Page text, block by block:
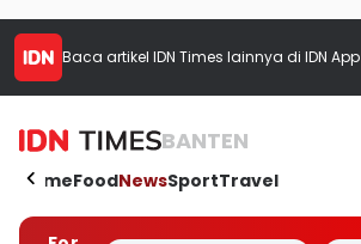
Baca artikel IDN Times lainnya di IDN App
BANTEN
HomeFoodNewsSportTravel